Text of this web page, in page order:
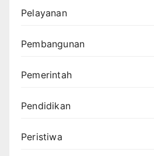
Pelayanan
Pembangunan
Pemerintah
Pendidikan
Peristiwa